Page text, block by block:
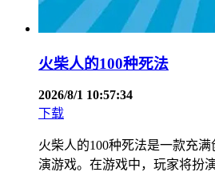
火柴人的100种死法
2026/8/1 10:57:34
下载
火柴人的100种死法是一款充
演游戏。在游戏中，玩家将扮